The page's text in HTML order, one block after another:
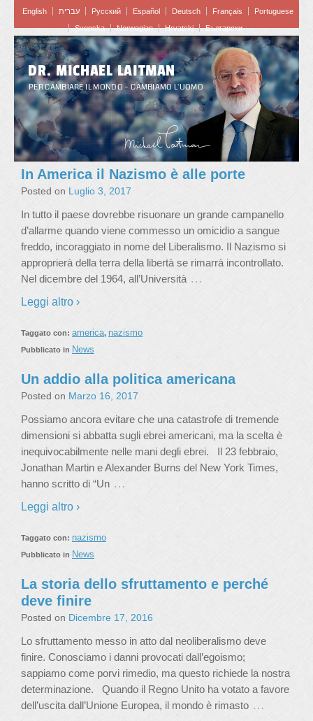
English עברית Pусский Español Deutsch Français
Portuguese
Svenska
Norwegian Hrvatski Български
DR. MICHAEL LAITMAN
PER CAMBIARE IL MONDO – CAMBIAMO L'UOMO
In America il Nazismo è alle porte
Posted on Luglio 3, 2017
In tutto il paese dovrebbe risuonare un grande campanello
d’allarme quando viene commesso un omicidio a sangue
freddo, incoraggiato in nome del Liberalismo. Il Nazismo si
approprierà della terra della libertà se rimarrà incontrollato.
Nel dicembre del 1964, all’Università …
Leggi altro ›
Taggato con: america, nazismo
Pubblicato in News
Un addio alla politica americana
Posted on Marzo 16, 2017
Possiamo ancora evitare che una catastrofe di tremende
dimensioni si abbatta sugli ebrei americani, ma la scelta è
inequivocabilmente nelle mani degli ebrei. Il 23 febbraio,
Jonathan Martin e Alexander Burns del New York Times,
hanno scritto di “Un …
Leggi altro ›
Taggato con: nazismo
Pubblicato in News
La storia dello sfruttamento e perché
deve finire
Posted on Dicembre 17, 2016
Lo sfruttamento messo in atto dal neoliberalismo deve
finire. Conosciamo i danni provocati dall’egoismo;
sappiamo come porvi rimedio, ma questo richiede la nostra
determinazione. Quando il Regno Unito ha votato a favore
dell’uscita dall’Unione Europea, il mondo è rimasto …